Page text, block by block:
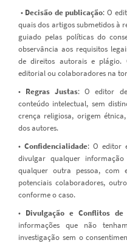
• Decisão de publicação: O
quais dos artigos submetidos à
guiado pelas políticas do
observância aos requisitos
de direitos autorais e plágio.
editorial ou colaboradores na
• Regras Justas: O editor
conteúdo intelectual, sem
crença religiosa, origem
dos autores.
• Confidencialidade: O editor
divulgar qualquer
qualquer outra pessoa, com
potenciais colaboradores,
conforme o caso.
• Divulgação e Conflitos de
informações que não
investigação sem o